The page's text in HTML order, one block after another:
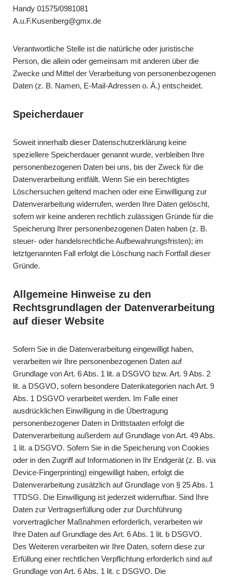
Handy 01575/0981081
A.u.F.Kusenberg@gmx.de
Verantwortliche Stelle ist die natürliche oder juristische
Person, die allein oder gemeinsam mit anderen über die
Zwecke und Mittel der Verarbeitung von personenbezogenen
Daten (z. B. Namen, E-Mail-Adressen o. Ä.) entscheidet.
Speicherdauer
Soweit innerhalb dieser Datenschutzerklärung keine
speziellere Speicherdauer genannt wurde, verbleiben Ihre
personenbezogenen Daten bei uns, bis der Zweck für die
Datenverarbeitung entfällt. Wenn Sie ein berechtigtes
Löschersuchen geltend machen oder eine Einwilligung zur
Datenverarbeitung widerrufen, werden Ihre Daten gelöscht,
sofern wir keine anderen rechtlich zulässigen Gründe für die
Speicherung Ihrer personenbezogenen Daten haben (z. B.
steuer- oder handelsrechtliche Aufbewahrungsfristen); im
letztgenannten Fall erfolgt die Löschung nach Fortfall dieser
Gründe.
Allgemeine Hinweise zu den
Rechtsgrundlagen der Datenverarbeitung
auf dieser Website
Sofern Sie in die Datenverarbeitung eingewilligt haben,
verarbeiten wir Ihre personenbezogenen Daten auf
Grundlage von Art. 6 Abs. 1 lit. a DSGVO bzw. Art. 9 Abs. 2
lit. a DSGVO, sofern besondere Datenkategorien nach Art. 9
Abs. 1 DSGVO verarbeitet werden. Im Falle einer
ausdrücklichen Einwilligung in die Übertragung
personenbezogener Daten in Drittstaaten erfolgt die
Datenverarbeitung außerdem auf Grundlage von Art. 49 Abs.
1 lit. a DSGVO. Sofern Sie in die Speicherung von Cookies
oder in den Zugriff auf Informationen in Ihr Endgerät (z. B. via
Device-Fingerprinting) eingewilligt haben, erfolgt die
Datenverarbeitung zusätzlich auf Grundlage von § 25 Abs. 1
TTDSG. Die Einwilligung ist jederzeit widerrufbar. Sind Ihre
Daten zur Vertragserfüllung oder zur Durchführung
vorvertraglicher Maßnahmen erforderlich, verarbeiten wir
Ihre Daten auf Grundlage des Art. 6 Abs. 1 lit. b DSGVO.
Des Weiteren verarbeiten wir Ihre Daten, sofern diese zur
Erfüllung einer rechtlichen Verpflichtung erforderlich sind auf
Grundlage von Art. 6 Abs. 1 lit. c DSGVO. Die